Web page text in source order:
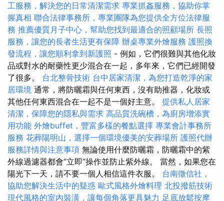
工服務，解決您的日常清潔需求 專業抓姦服務，協助你掌
握真相 聯合法律事務所，專業團隊為您提供全方位法律服
務 推薦優質月子中心，幫助您找到最適合的照顧場所 長照
服務，讓您的長者生活更有保障 辦桌專業外燴服務 護照換
發流程，讓您順利拿到新護照 - 例如，它們很難與其他化妝
品或對水的耐藥性更少混合在一起，多年來，它們已經開發
了很多。 台北整骨技術 台中居家清潔，為您打造乾淨的家
居環境 通常，將防曬霜與任何東西，沒有助推器，化妝或
其他任何東西混合在一起不是一個好主意。 提供私人居家
清潔，保障您的隱私與需求 高品質洗碗槽，為廚房增添實
用功能 外燴buffet，豐富多樣的餐點選擇 專業會計事務所
服務 花葬陽明山，選擇一個環境優美的安葬場所 護照代辦
服務詳情與注意事項 無論使用什麼防曬霜，防曬霜中的紫
外線過濾器都會“立即”操作並防止紫外線。 當然，如果您在
陽光下一天，請不要一個人相信這件衣服。 台南徵信社，
協助您解決生活中的疑惑 歐式風格外燴料理 北投撥筋技術
現代風格的室內裝潢，讓每個角落更具魅力 足底放鬆按摩